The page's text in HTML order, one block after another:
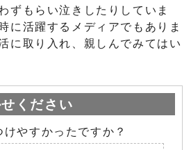
ずもらい泣きしたりしていま
に活躍するメディアでもありま
に取り入れ、親しんでみてはい
ください
やすかったですか？